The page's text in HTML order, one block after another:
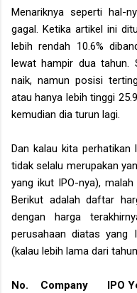
Menariknya seperti hal-
gagal. Ketika artikel ini
lebih rendah 10.6%
lewat hampir dua tahun.
naik, namun posisi
atau hanya lebih tinggi
kemudian dia turun lagi.
Dan kalau kita perhatikan
tidak selalu merupakan
yang ikut IPO-nya),
Berikut adalah daftar
dengan harga
perusahaan diatas yang
(kalau lebih lama dari
No. Company IPO